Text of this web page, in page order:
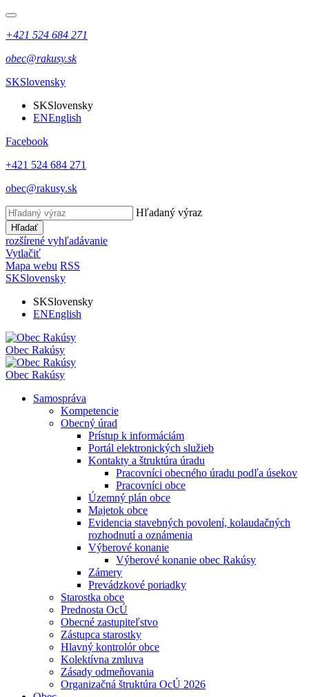
+421 524 684 271
obec@rakusy.sk
SKSlovensky
SKSlovensky
ENEnglish
Facebook
+421 524 684 271
obec@rakusy.sk
Hľadaný výraz
Hľadať
rozšírené vyhľadávanie
Vytlačiť
Mapa webu RSS
SKSlovensky
SKSlovensky
ENEnglish
Obec Rakúsy
Obec Rakúsy
Samospráva
Kompetencie
Obecný úrad
Prístup k informáciám
Portál elektronických služieb
Kontakty a štruktúra úradu
Pracovníci obecného úradu podľa úsekov
Pracovníci obce
Územný plán obce
Majetok obce
Evidencia stavebných povolení, kolaudačných
rozhodnutí a oznámenia
Výberové konanie
Výberové konanie obec Rakúsy
Zámery
Prevádzkové poriadky
Starostka obce
Prednosta OcÚ
Obecné zastupiteľstvo
Zástupca starostky
Hlavný kontrolór obce
Kolektívna zmluva
Zásady odmeňovania
Organizačná štruktúra OcÚ 2026